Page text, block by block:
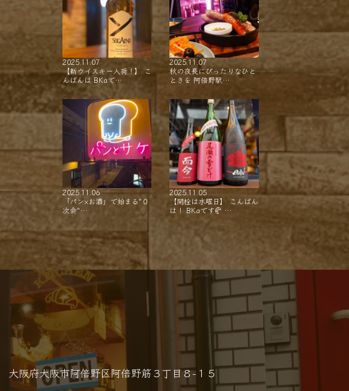
2025.11.07
【新ウイスキー入荷！】 こ
んばんは BKaで…
2025.11.07
秋の夜長にぴったりなひと
ときを 阿倍野駅…
2025.11.06
「パン×お酒」で始まる"０
次会"…
2025.11.05
【開栓は水曜日】 こんばん
は！ BKaです🥐 …
大阪府大阪市阿倍野区阿倍野筋３丁目８−１５